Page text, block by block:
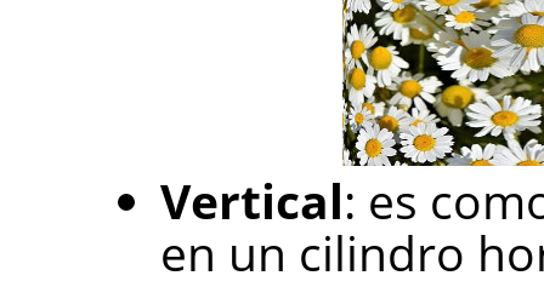
Vertical: es
en un cilindro